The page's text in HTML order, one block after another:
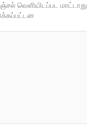
வெளியிடப்பட மாட்டாது